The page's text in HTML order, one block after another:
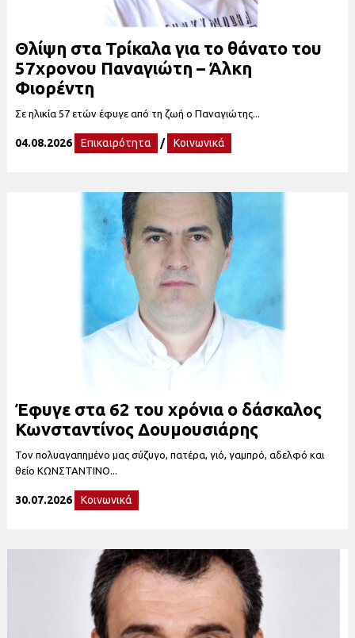
Θλίψη στα Τρίκαλα για το θάνατο του
57χρονου Παναγιώτη – Άλκη
Φιορέντη
Σε ηλικία 57 ετών έφυγε από τη ζωή ο Παναγιώτης...
04.08.2026 Επικαιρότητα / Κοινωνικά
Έφυγε στα 62 του χρόνια ο δάσκαλος
Κωνσταντίνος Δουμουσιάρης
Τον πολυαγαπημένο μας σύζυγο, πατέρα, γιό, γαμπρό, αδελφό και
θείο ΚΩΝΣΤΑΝΤΙΝΟ...
30.07.2026 Κοινωνικά